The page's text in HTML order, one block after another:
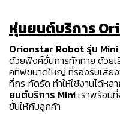
หุ่นยนต์บริการ
Orionstar Robot รุ่น Mini
ด้วยฟังค์ชั่นการทักทาย ด้วย
คทีฟขนาดใหญ่ ที่รองรับเสีย
ที่กระทัดรัด ทำให้ใช้งานได้ห
ยนต์บริการ Miniเราพร้อม
ชั้นให้กับลูกค้า